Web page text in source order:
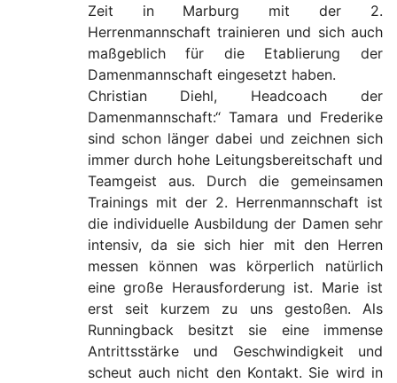
Zeit in Marburg mit der 2.
Herrenmannschaft trainieren und sich auch
maßgeblich für die Etablierung der
Damenmannschaft eingesetzt haben.
Christian Diehl, Headcoach der
Damenmannschaft:“ Tamara und Frederike
sind schon länger dabei und zeichnen sich
immer durch hohe Leitungsbereitschaft und
Teamgeist aus. Durch die gemeinsamen
Trainings mit der 2. Herrenmannschaft ist
die individuelle Ausbildung der Damen sehr
intensiv, da sie sich hier mit den Herren
messen können was körperlich natürlich
eine große Herausforderung ist. Marie ist
erst seit kurzem zu uns gestoßen. Als
Runningback besitzt sie eine immense
Antrittsstärke und Geschwindigkeit und
scheut auch nicht den Kontakt. Sie wird in